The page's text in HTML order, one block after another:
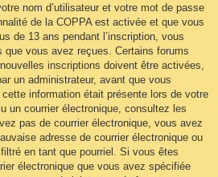
nom d’utilisateur et votre mot de passe
de la COPPA est activée et que vous
de 13 ans pendant l’inscription, vous
vous avez reçues. Certains forums
inscriptions doivent être activées,
un administrateur, avant que vous
information était présente lors de votre
un courrier électronique, consultez les
pas de courrier électronique, vous avez
adresse de courrier électronique ou
en tant que pourriel. Si vous êtes
électronique que vous avez spécifiée